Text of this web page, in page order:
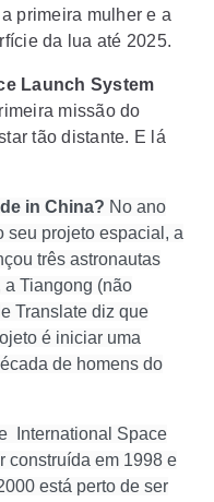
primeira mulher e a
da lua até 2025.
Launch System
missão do
tão distante. E lá
in China? No ano
seu projeto espacial, a
três astronautas
a Tiangong (não
Translate diz que
é iniciar uma
de homens do
International Space
construída em 1998 e
está perto de ser